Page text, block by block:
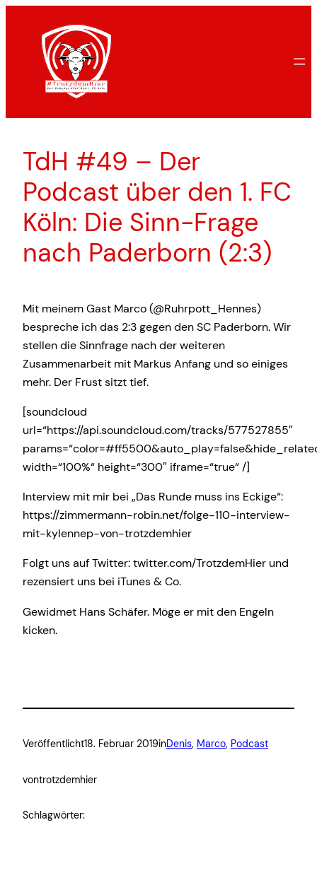
springen
TdH #49 – Der
Podcast über den 1. FC
Köln: Die Sinn-Frage
nach Paderborn (2:3)
Mit meinem Gast Marco (@Ruhrpott_Hennes)
bespreche ich das 2:3 gegen den SC Paderborn. Wir
stellen die Sinnfrage nach der weiteren
Zusammenarbeit mit Markus Anfang und so einiges
mehr. Der Frust sitzt tief.
[soundcloud
url=“https://api.soundcloud.com/tracks/577527855″
width=“100%“ height=“300″ iframe=“true“ /]
Interview mit mir bei „Das Runde muss ins Eckige“:
https://zimmermann-robin.net/folge-110-interview-
mit-kylennep-von-trotzdemhier
Folgt uns auf Twitter: twitter.com/TrotzdemHier und
rezensiert uns bei iTunes & Co.
Gewidmet Hans Schäfer. Möge er mit den Engeln
kicken.
Veröffentlicht18. Februar 2019inDenis, Marco, Podcast
vontrotzdemhier
Schlagwörter: